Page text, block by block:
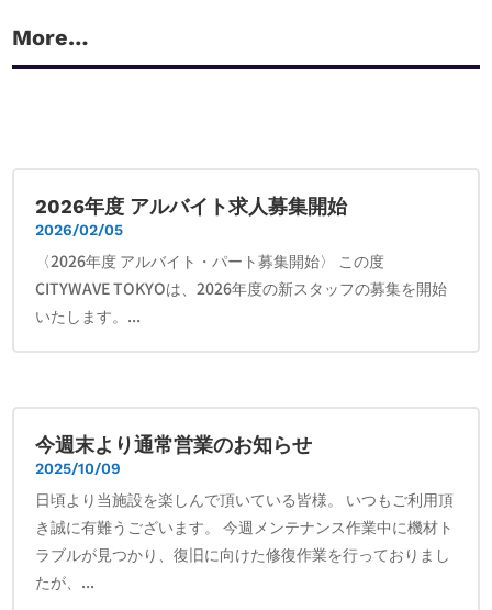
More…
2026年度 アルバイト求人募集開始
2026/02/05
〈2026年度 アルバイト・パート募集開始〉 この度
CITYWAVE TOKYOは、2026年度の新スタッフの募集を開始
いたします。...
今週末より通常営業のお知らせ
2025/10/09
日頃より当施設を楽しんで頂いている皆様。 いつもご利用頂
き誠に有難うございます。 今週メンテナンス作業中に機材ト
ラブルが見つかり、復旧に向けた修復作業を行っておりまし
たが、...